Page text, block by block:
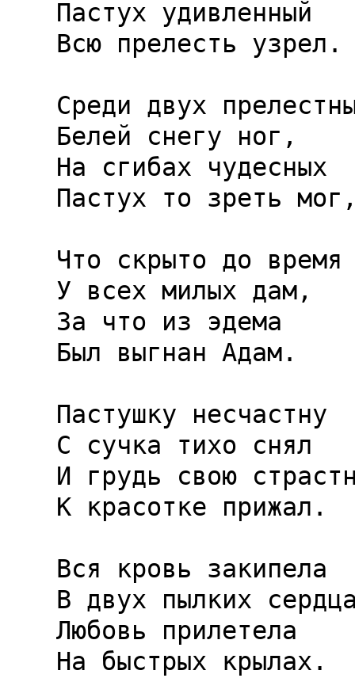
Пастух удивленный
Всю прелесть узрел.
Среди двух
Белей снегу ног,
На сгибах чудесных
Пастух то зреть
Что скрыто до время
У всех милых дам,
За что из эдема
Был выгнан Адам.
Пастушку несчастну
С сучка тихо снял
И грудь свою
К красотке прижал.
Вся кровь закипела
В двух пылких
Любовь прилетела
На быстрых крылах.